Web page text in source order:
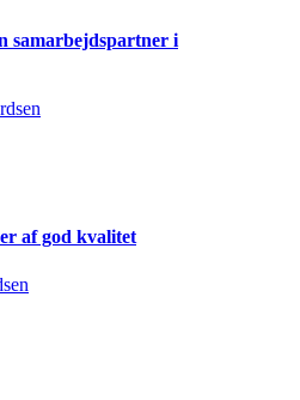
samarbejdspartner i
af god kvalitet